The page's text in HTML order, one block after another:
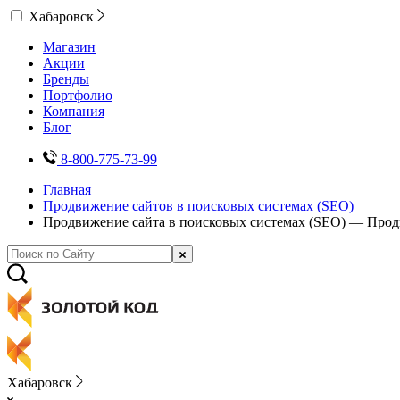
Хабаровск
Магазин
Акции
Бренды
Портфолио
Компания
Блог
8-800-775-73-99
Главная
Продвижение сайтов в поисковых системах (SEO)
Продвижение сайта в поисковых системах (SEO) —
Хабаровск